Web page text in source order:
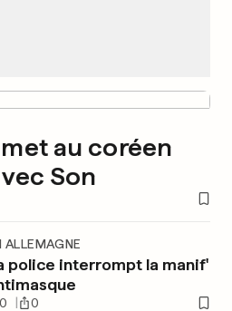
au coréen
Son
ALLEMAGNE
police interrompt la manif'
0